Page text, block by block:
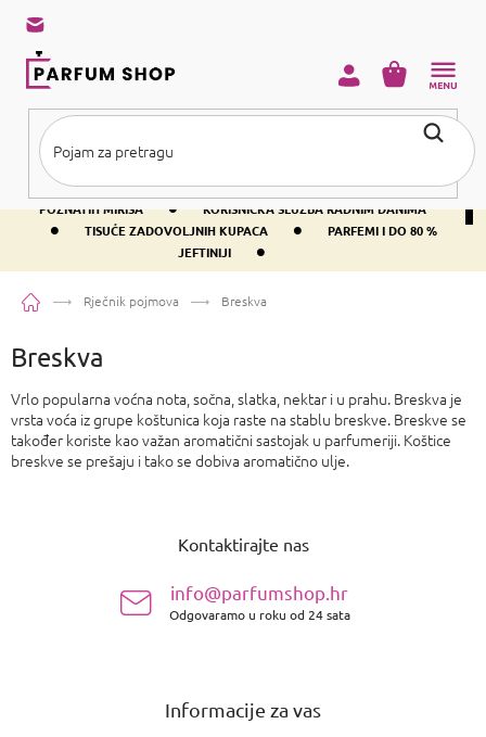
sadržaj
BESPLATNA DOSTAVA IZNAD PRIBLIŽNO 37 € •
400+ SVJETSKI
POZNATIH MIRISA
• KORISNIČKA SLUŽBA RADNIM DANIMA
• TISUĆE ZADOVOLJNIH KUPACA •
PARFEMI I DO 80 %
JEFTINIJI
•
KOŠARICA
PočetnaRječnik pojmova Breskva
Breskva
Vrlo popularna voćna nota, sočna, slatka, nektar i u prahu. Breskva je
vrsta voća iz grupe koštunica koja raste na stablu breskve. Breskve se
također koriste kao važan aromatični sastojak u parfumeriji. Koštice
breskve se prešaju i tako se dobiva aromatično ulje.
Kontaktirajte nas
info@parfumshop.hr
Odgovaramo u roku od 24 sata
Informacije za vas